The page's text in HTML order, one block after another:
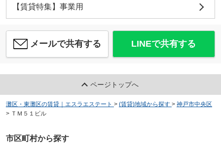
【賃貸特集】事業用
メールで共有する LINEで共有する
ページトップへ
灘区・東灘区の賃貸｜エスラエステート > (賃貸)地域から探す > 神戸市中央区
> ＴＭ５１ビル
市区町村から探す